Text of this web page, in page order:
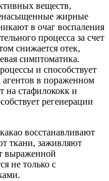
веществ,
жирные
в очаг воспаления
процесса за счет
снижается отек,
симптоматика.
и способствует
в пораженном
на стафилококк и
регенерации
восстанавливают
ткани, заживляют
выраженной
не только с